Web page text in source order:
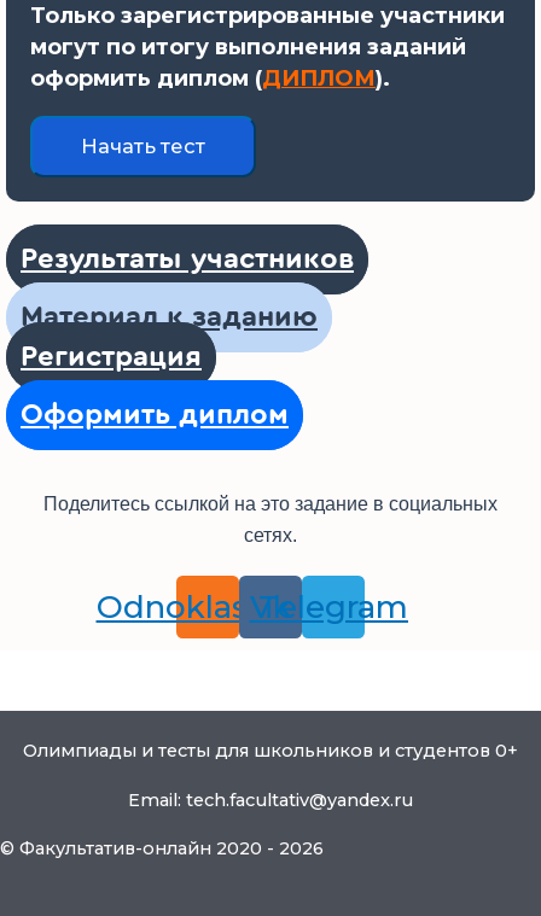
Только зарегистрированные участники
могут по итогу выполнения заданий
оформить диплом (ДИПЛОМ).
Результаты участников
Материал к заданию
Регистрация
Оформить диплом
Поделитесь ссылкой на это задание в социальных
сетях.
Odnoklassniki
Vk
Telegram
Олимпиады и тесты для школьников и студентов 0+
Email: tech.facultativ@yandex.ru
© Факультатив-онлайн 2020 - 2026